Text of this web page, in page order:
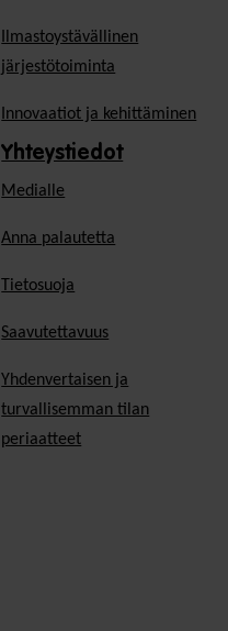
Ilmastoystävällinen
järjestötoiminta
Innovaatiot ja kehittäminen
Yhteystiedot
Medialle
Anna palautetta
Tietosuoja
Saavutettavuus
Yhdenvertaisen ja
turvallisemman tilan
periaatteet